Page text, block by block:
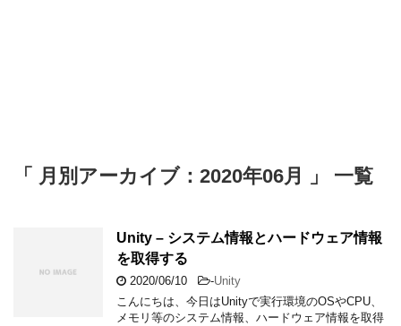
「 月別アーカイブ：2020年06月 」 一覧
Unity – システム情報とハードウェア情報
を取得する
2020/06/10 -Unity
こんにちは、今日はUnityで実行環境のOSやCPU、
メモリ等のシステム情報、ハードウェア情報を取得